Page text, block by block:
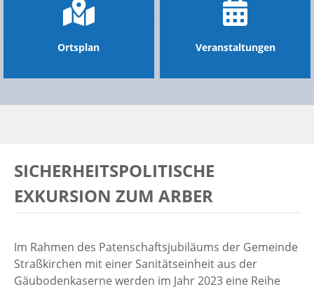
Ortsplan Veranstaltungen
SICHERHEITSPOLITISCHE
EXKURSION ZUM ARBER
Im Rahmen des Patenschaftsjubiläums der Gemeinde
Straßkirchen mit einer Sanitätseinheit aus der
Gäubodenkaserne werden im Jahr 2023 eine Reihe